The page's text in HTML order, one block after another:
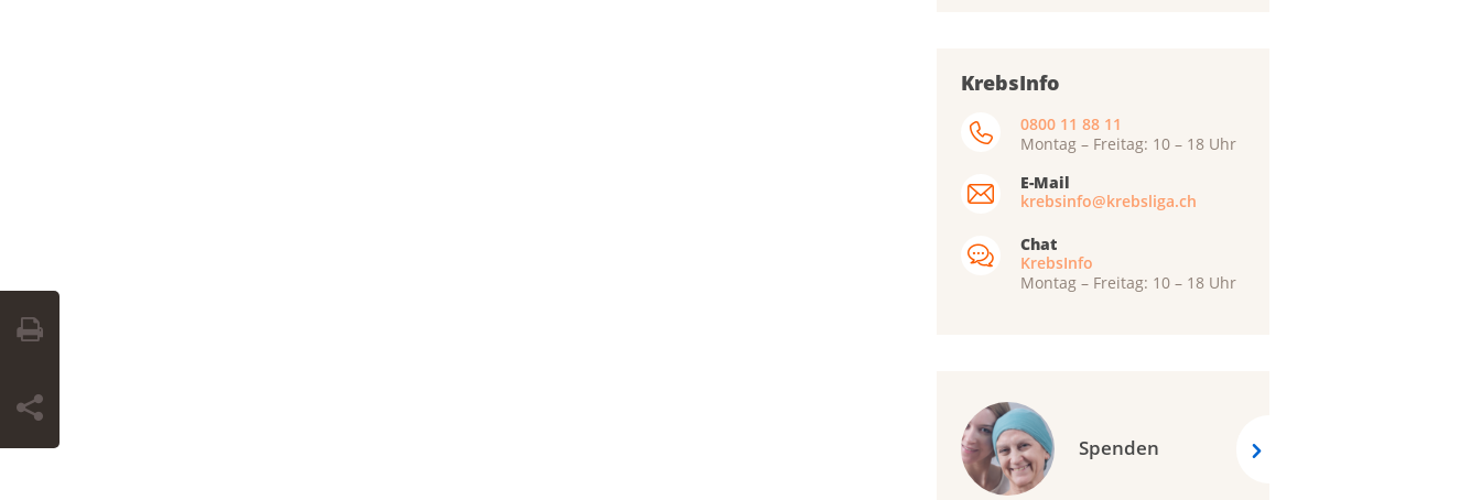
KrebsInfo
0800 11 88 11
Montag – Freitag: 10 – 18 Uhr
E-Mail
krebsinfo@krebsliga.ch
Chat
KrebsInfo
Montag – Freitag: 10 – 18 Uhr
Spenden